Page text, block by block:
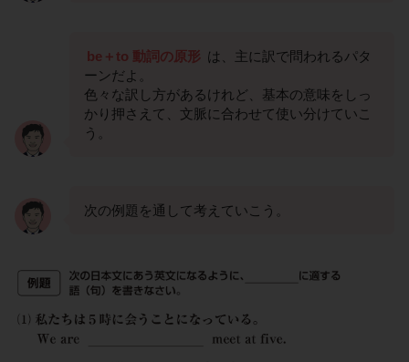
be＋to 動詞の原形 は、主に訳で問われるパタ
ーンだよ。
色々な訳し方があるけれど、基本の意味をしっ
かり押さえて、文脈に合わせて使い分けていこ
う。
次の例題を通して考えていこう。